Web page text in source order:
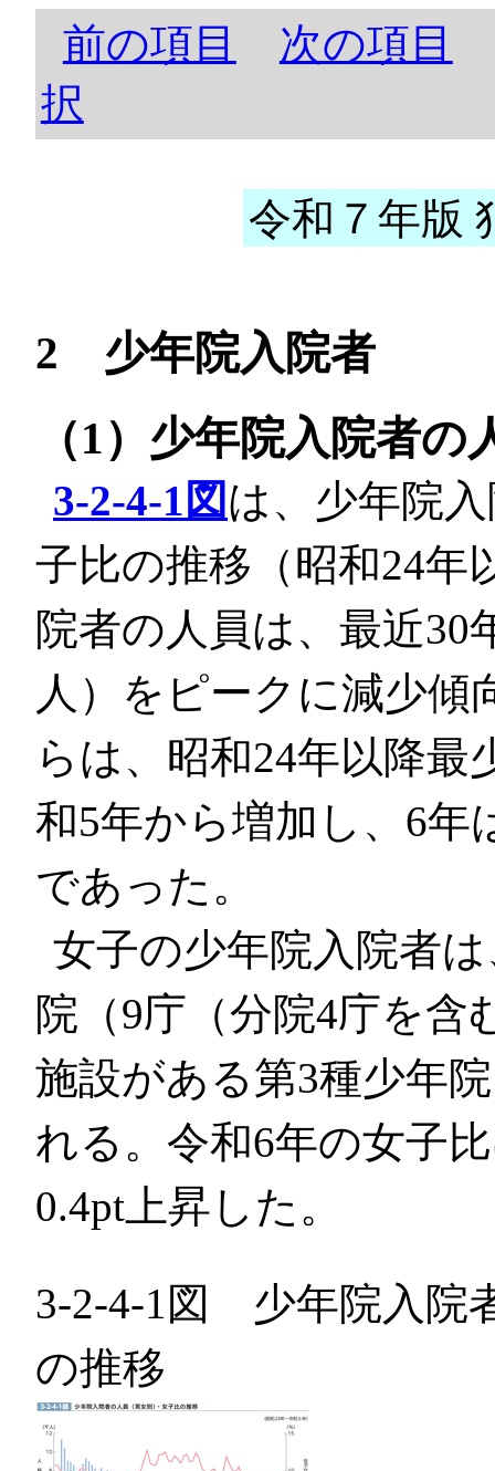
前の項目
次の項目
択
令和７年版
2 少年院入院者
（1）少年院入院者の
3-2-4-1図は、少年院
子比の推移（昭和24年
院者の人員は、最近30
人）をピークに減少傾
らは、昭和24年以降
和5年から増加し、6年
であった。
女子の少年院入院者
院（9庁（分院4庁を含
施設がある第3種少年
れる。令和6年の女子
0.4pt上昇した。
3-2-4-1図 少年院入院
の推移